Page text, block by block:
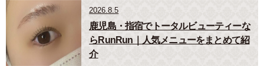
2026.8.5
鹿児島・指宿でトータルビューティーな
らRunRun｜人気メニューをまとめて紹
介